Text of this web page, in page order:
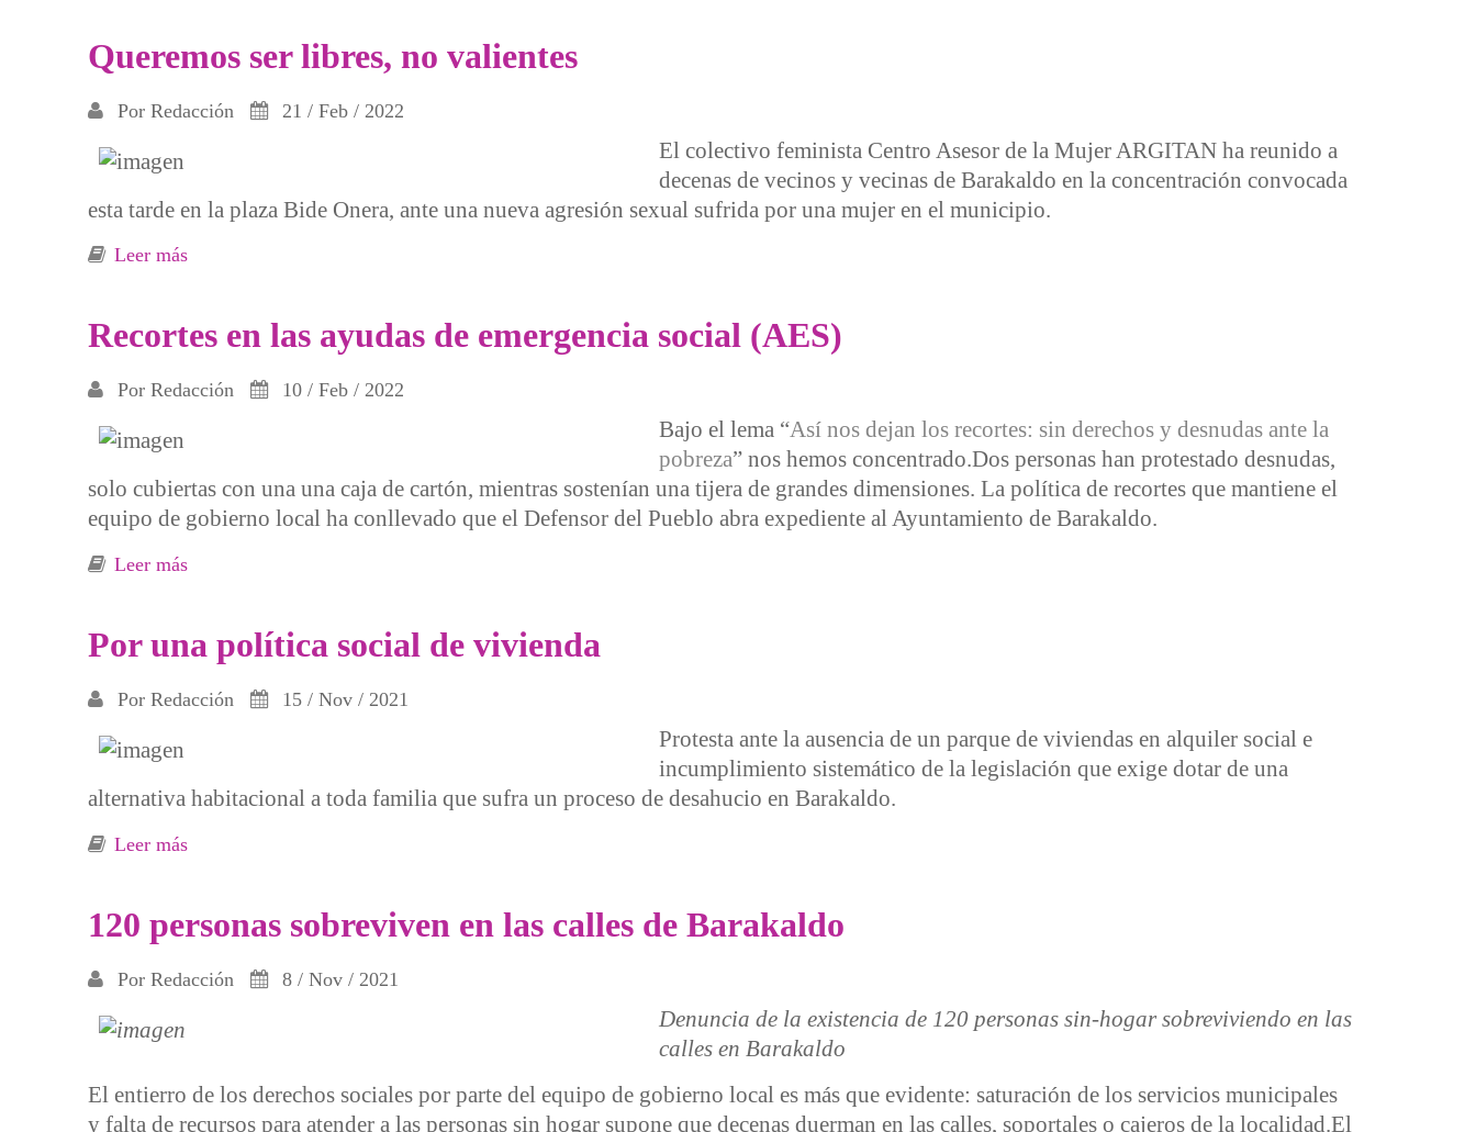
Queremos ser libres, no valientes
Por Redacción 21 / Feb / 2022
El colectivo feminista Centro Asesor de la Mujer ARGITAN ha reunido a
decenas de vecinos y vecinas de Barakaldo en la concentración convocada
esta tarde en la plaza Bide Onera, ante una nueva agresión sexual sufrida por una mujer en el municipio.
Leer más
Recortes en las ayudas de emergencia social (AES)
Por Redacción 10 / Feb / 2022
Bajo el lema “Así nos dejan los recortes: sin derechos y desnudas ante la
pobreza” nos hemos concentrado.Dos personas han protestado desnudas,
solo cubiertas con una una caja de cartón, mientras sostenían una tijera de grandes dimensiones. La política de recortes que mantiene el
equipo de gobierno local ha conllevado que el Defensor del Pueblo abra expediente al Ayuntamiento de Barakaldo.
Leer más
Por una política social de vivienda
Por Redacción 15 / Nov / 2021
Protesta ante la ausencia de un parque de viviendas en alquiler social e
incumplimiento sistemático de la legislación que exige dotar de una
alternativa habitacional a toda familia que sufra un proceso de desahucio en Barakaldo.
Leer más
120 personas sobreviven en las calles de Barakaldo
Por Redacción 8 / Nov / 2021
Denuncia de la existencia de 120 personas sin-hogar sobreviviendo en las
calles en Barakaldo
El entierro de los derechos sociales por parte del equipo de gobierno local es más que evidente: saturación de los servicios municipales
y falta de recursos para atender a las personas sin hogar supone que decenas duerman en las calles, soportales o cajeros de la localidad.El